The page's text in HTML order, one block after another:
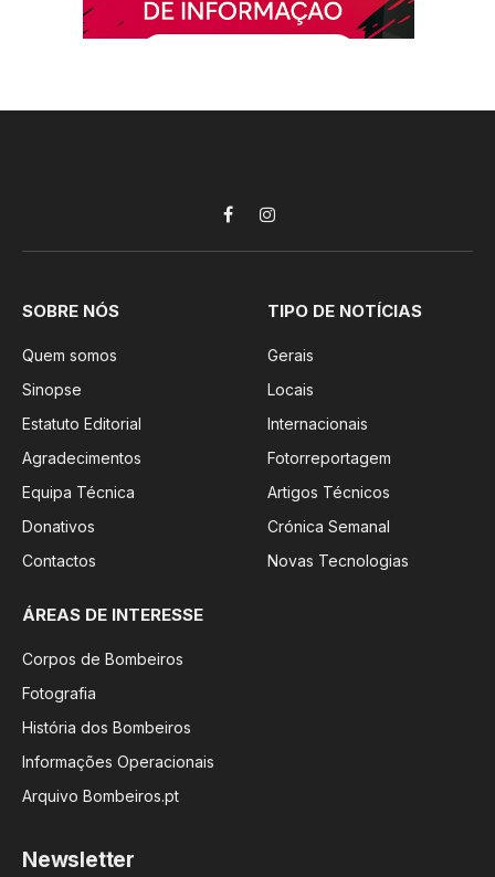
FacebookInstagram
SOBRE NÓS
Quem somos
Sinopse
Estatuto Editorial
Agradecimentos
Equipa Técnica
Donativos
Contactos
TIPO DE NOTÍCIAS
Gerais
Locais
Internacionais
Fotorreportagem
Artigos Técnicos
Crónica Semanal
Novas Tecnologias
ÁREAS DE INTERESSE
Corpos de Bombeiros
Fotografia
História dos Bombeiros
Informações Operacionais
Arquivo Bombeiros.pt
Newsletter